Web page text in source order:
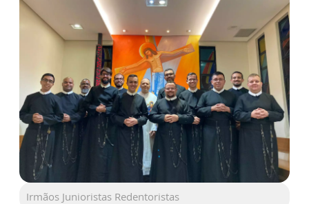
Irmãos Junioristas Redentoristas